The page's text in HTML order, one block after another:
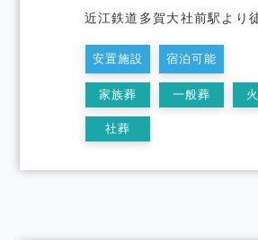
近江鉄道多賀大社前駅より
安置施設 宿泊可能
家族葬 一般葬
社葬